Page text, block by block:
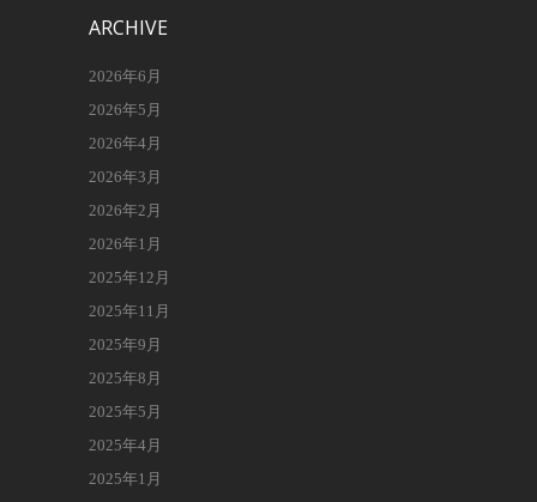
ARCHIVE
2026年6月
2026年5月
2026年4月
2026年3月
2026年2月
2026年1月
2025年12月
2025年11月
2025年9月
2025年8月
2025年5月
2025年4月
2025年1月